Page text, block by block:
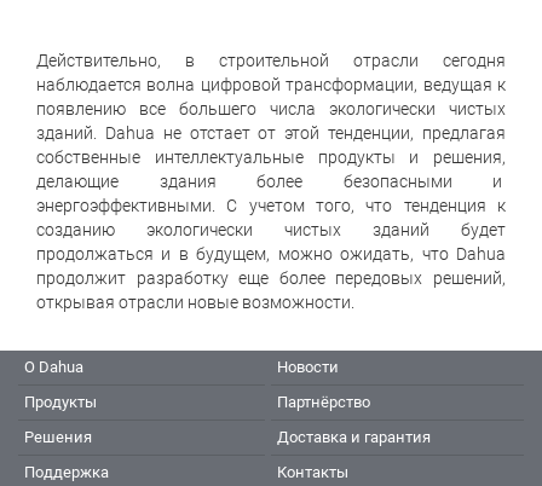
Действительно, в строительной отрасли сегодня
наблюдается волна цифровой трансформации, ведущая к
появлению все большего числа экологически чистых
зданий. Dahua не отстает от этой тенденции, предлагая
собственные интеллектуальные продукты и решения,
делающие здания более безопасными и
энергоэффективными. С учетом того, что тенденция к
созданию экологически чистых зданий будет
продолжаться и в будущем, можно ожидать, что Dahua
продолжит разработку еще более передовых решений,
открывая отрасли новые возможности.
О Dahua
Продукты
Решения
Поддержка
Новости
Партнёрство
Доставка и гарантия
Контакты